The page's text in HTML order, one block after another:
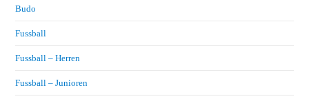
Budo
Fussball
Fussball – Herren
Fussball – Junioren